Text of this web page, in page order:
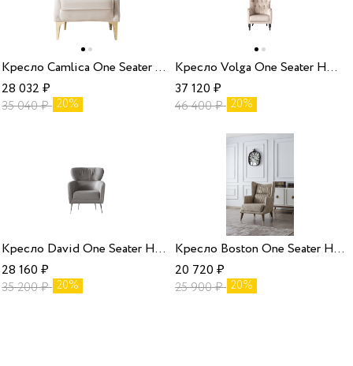
Кресло Camlica One Seater HM-25 без раздвижного механизма Weltew
28 032₽
35 040₽ 20%
Кресло Volga One Seater HM-61 без раздвижного механизма Weltew
37 120₽
46 400₽ 20%
Кресло David One Seater HM-61 без раздвижного механизма Weltew
28 160₽
35 200₽ 20%
Кресло Boston One Seater HM-13 без раздвижного механизма Weltew
20 720₽
25 900₽ 20%